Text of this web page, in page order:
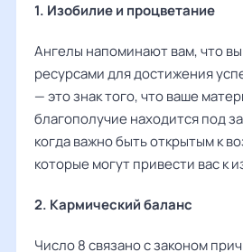
1. Изобилие и процветание
Ангелы напоминают вам, что
ресурсами для достижения
— это знак того, что ваше
благополучие находится под
когда важно быть открытым к
которые могут привести вас к
2. Кармический баланс
Число 8 связано с законом